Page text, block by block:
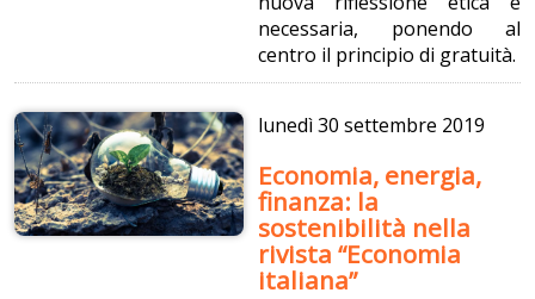
necessaria, ponendo al
centro il principio di gratuità.
lunedì30 settembre 2019
Economia, energia,
finanza: la
sostenibilità nella
rivista “Economia
italiana”